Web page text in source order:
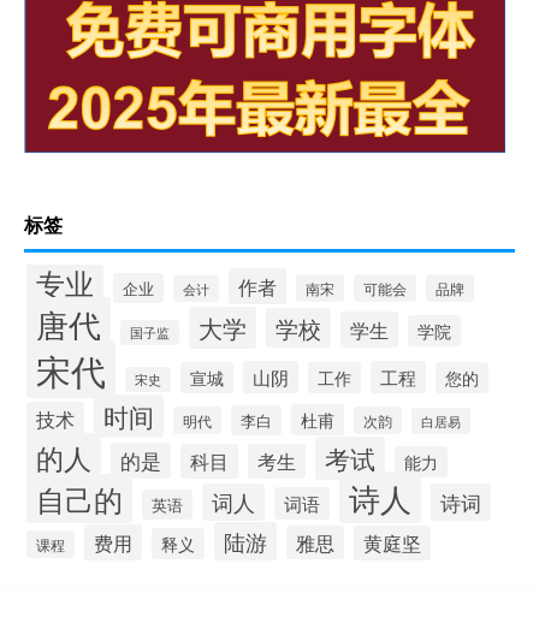
标签
专业 企业 会计 作者 南宋 可能会 品牌
唐代 国子监 大学 学校 学生 学院
宋代 宋史 宣城 山阴 工作 工程 您的
技术 时间 明代 李白 杜甫 次韵 白居易
的人 的是 科目 考生 考试 能力
自己的 英语 词人 词语 诗人 诗词
课程 费用 释义 陆游 雅思 黄庭坚